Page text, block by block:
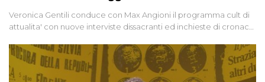
Veronica Gentili conduce con Max Angioni il programma cult di
attualita' con nuove interviste dissacranti ed inchieste di cronaca